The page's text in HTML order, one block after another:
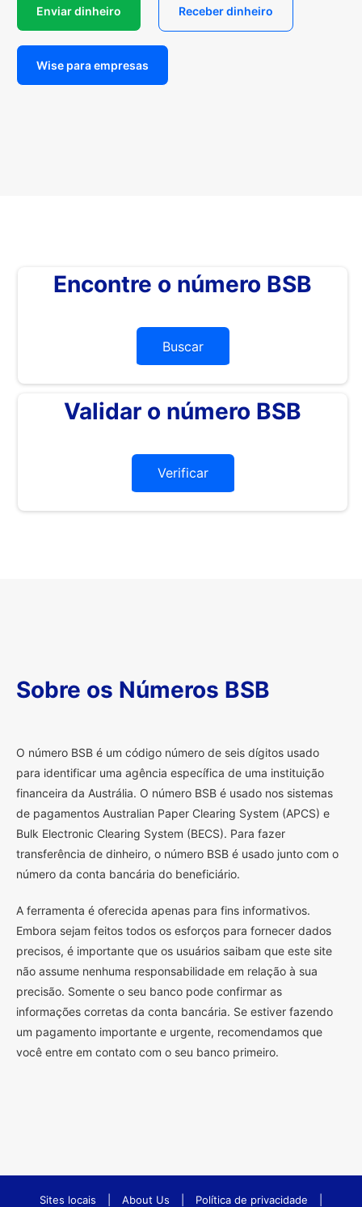
Enviar dinheiro Receber dinheiro
Wise para empresas
Encontre o número BSB
Buscar
Validar o número BSB
Verificar
Sobre os Números BSB
O número BSB é um código número de seis dígitos usado
para identificar uma agência específica de uma instituição
financeira da Austrália. O número BSB é usado nos sistemas
de pagamentos Australian Paper Clearing System (APCS) e
Bulk Electronic Clearing System (BECS). Para fazer
transferência de dinheiro, o número BSB é usado junto com o
número da conta bancária do beneficiário.
A ferramenta é oferecida apenas para fins informativos.
Embora sejam feitos todos os esforços para fornecer dados
precisos, é importante que os usuários saibam que este site
não assume nenhuma responsabilidade em relação à sua
precisão. Somente o seu banco pode confirmar as
informações corretas da conta bancária. Se estiver fazendo
um pagamento importante e urgente, recomendamos que
você entre em contato com o seu banco primeiro.
Sites locais About Us Política de privacidade